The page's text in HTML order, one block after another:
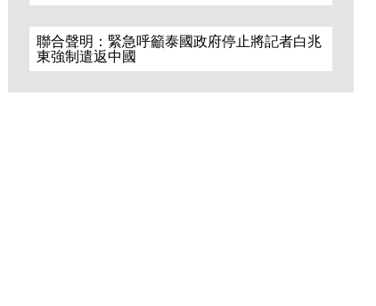
聯合聲明：緊急呼籲泰國政府停止將記者白兆
東強制遣返中國